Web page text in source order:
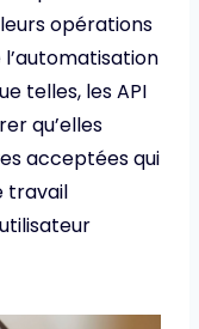
opérations
telles, les API
qu’elles
acceptées qui
travail